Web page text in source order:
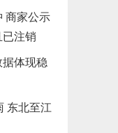
商家公示
注销
体现稳
东北至江